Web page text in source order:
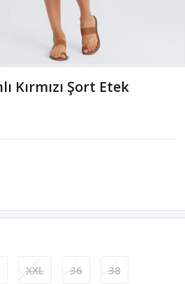
Kırmızı Şort Etek
XXL 36 38